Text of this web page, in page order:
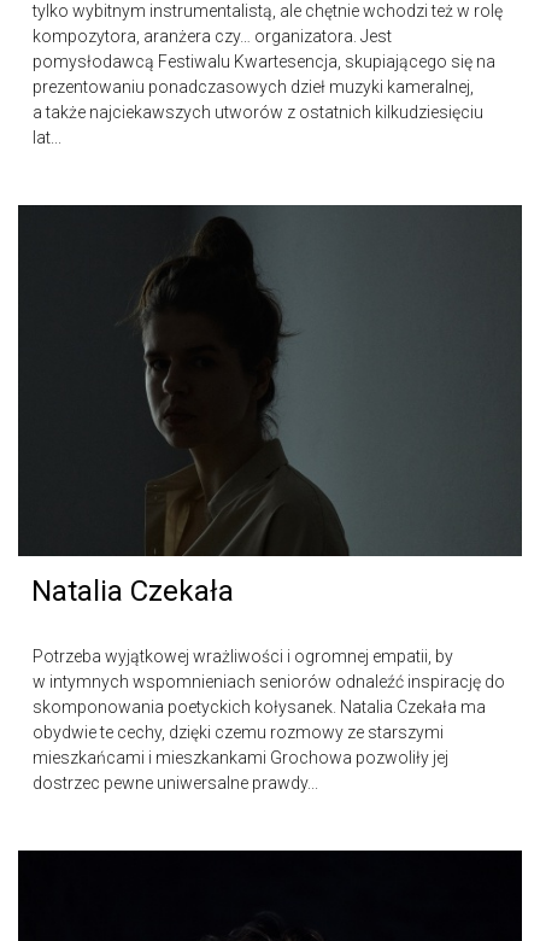
tylko wybitnym instrumentalistą, ale chętnie wchodzi też w rolę
kompozytora, aranżera czy… organizatora. Jest
pomysłodawcą Festiwalu Kwartesencja, skupiającego się na
prezentowaniu ponadczasowych dzieł muzyki kameralnej,
a także najciekawszych utworów z ostatnich kilkudziesięciu
lat...
Natalia Czekała
Potrzeba wyjątkowej wrażliwości i ogromnej empatii, by
w intymnych wspomnieniach seniorów odnaleźć inspirację do
skomponowania poetyckich kołysanek. Natalia Czekała ma
obydwie te cechy, dzięki czemu rozmowy ze starszymi
mieszkańcami i mieszkankami Grochowa pozwoliły jej
dostrzec pewne uniwersalne prawdy...